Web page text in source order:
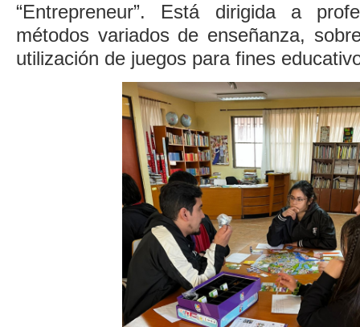
“Entrepreneur”. Está dirigida a
métodos variados de enseñanza,
utilización de juegos para fines